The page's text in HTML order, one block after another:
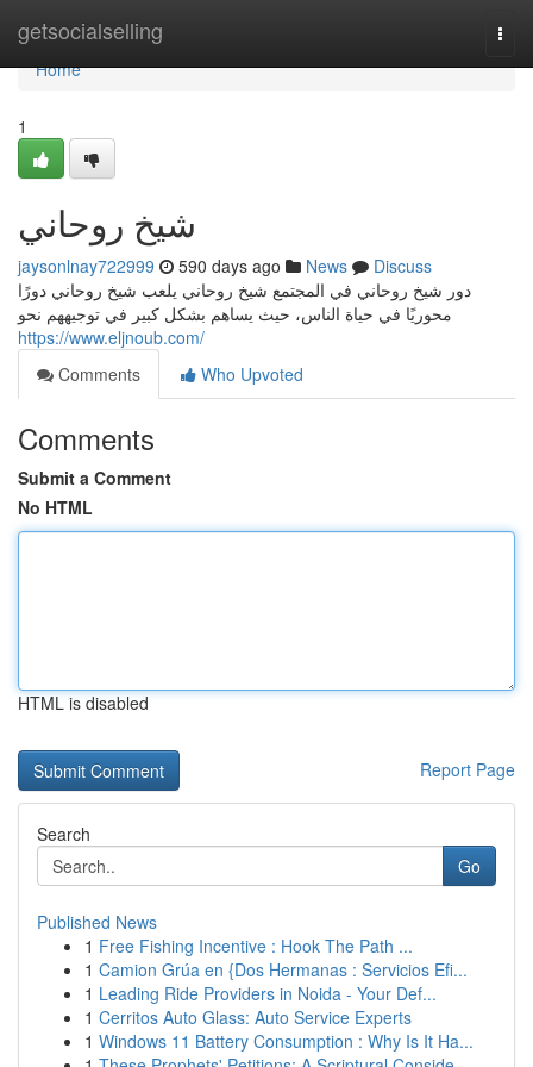
getsocialselling
Home
Home
1
شيخ روحاني
jaysonlnay722999 590 days ago News
Discuss
دور شيخ روحاني في المجتمع شيخ روحاني يلعب شيخ روحاني دورًا
محوريًا في حياة الناس، حيث يساهم بشكل كبير في توجيههم نحو
https://www.eljnoub.com/
Comments
Who Upvoted
Comments
Submit a Comment
No HTML
HTML is disabled
Report Page
Search
Go
Published News
1 Free Fishing Incentive : Hook The Path ...
1 Camion Grúa en {Dos Hermanas : Servicios Efi...
1 Leading Ride Providers in Noida - Your Def...
1 Cerritos Auto Glass: Auto Service Experts
1 Windows 11 Battery Consumption : Why Is It Ha...